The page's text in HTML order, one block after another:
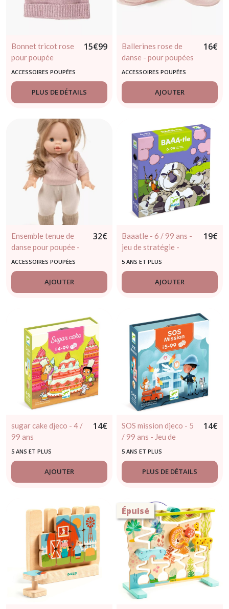
Bonnet tricot rose
pour poupée
minikane
15€99
ACCESSOIRES POUPÉES
PLUS DE DÉTAILS
Ballerines rose de
danse - pour poupées
- minikane
16€
ACCESSOIRES POUPÉES
AJOUTER
Ensemble tenue de
danse pour poupée -
minikane
32€
ACCESSOIRES POUPÉES
AJOUTER
Baaatle - 6 / 99 ans -
jeu de stratégie -
djeco
19€
5 ANS ET PLUS
AJOUTER
sugar cake djeco - 4 /
99 ans
14€
5 ANS ET PLUS
AJOUTER
SOS mission djeco - 5
/ 99 ans - Jeu de
stratégie
14€
5 ANS ET PLUS
PLUS DE DÉTAILS
Épuisé